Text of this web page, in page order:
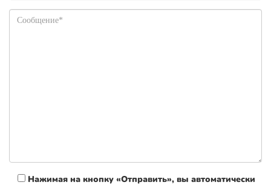
Нажимая на кнопку «Отправить», вы автоматически